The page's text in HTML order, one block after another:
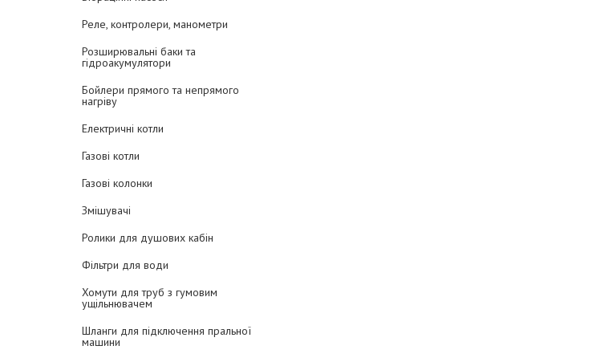
Реле, контролери, манометри
Розширювальні баки та
гідроакумулятори
Бойлери прямого та непрямого
нагріву
Електричні котли
Газові котли
Газові колонки
Змішувачі
Ролики для душових кабін
Фільтри для води
Хомути для труб з гумовим
ущільнювачем
Шланги для підключення пральної
машини